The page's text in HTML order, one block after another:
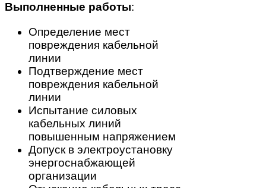
Выполненные работы:
Определение мест
повреждения кабельной
линии
Подтверждение мест
повреждения кабельной
линии
Испытание силовых
кабельных линий
повышенным напряжением
Допуск в электроустановку
энергоснабжающей
организации